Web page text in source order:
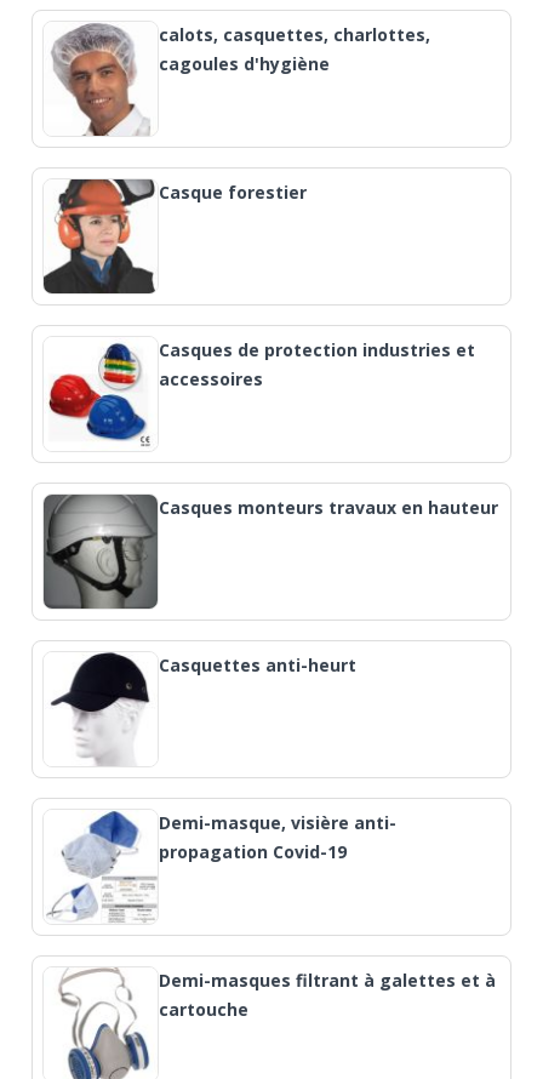
calots, casquettes, charlottes,
cagoules d'hygiène
Casque forestier
Casques de protection industries et
accessoires
Casques monteurs travaux en hauteur
Casquettes anti-heurt
Demi-masque, visière anti-
propagation Covid-19
Demi-masques filtrant à galettes et à
cartouche